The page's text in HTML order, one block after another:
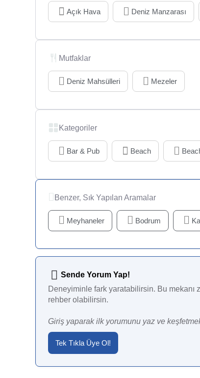
Açık Hava Deniz Manzarası
Mutfaklar
Deniz Mahsülleri Mezeler
Kategoriler
Bar & Pub Beach
Benzer, Sık Yapılan Aramalar
Meyhaneler Bodrum
Sende Yorum Yap!
Deneyiminle fark yaratabilirsin. Bu
rehber olabilirsin.
Giriş yaparak ilk yorumunu yaz ve
Tek Tıkla Üye Ol!